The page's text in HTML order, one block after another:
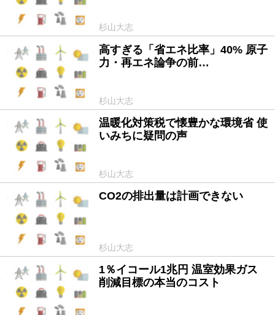
杉山大志
2015/03/20
高すぎる「省エネ比率」40% 原子
力・再エネ論争の前…
杉山大志
2015/02/02
温暖化対策税で懐豊かな環境省 使
いみちに疑問の声
杉山大志
2014/11/28 CO2の排出量は計画できない
杉山大志
2014/11/27
1％イコール1兆円 温室効果ガス
削減目標の本当のコスト